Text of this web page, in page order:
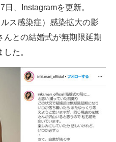
、Instagramを更新。
ス感染症）感染拡大の影
との結婚式が無期限延期
た。